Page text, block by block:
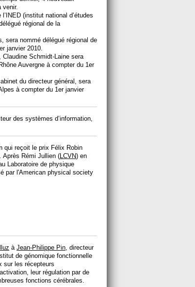
venir.
(institut national d’études
régional de la
sera nommé délégué régional de
janvier 2010.
Schmidt-Laine sera
Auvergne à compter du 1er
du directeur général, sera
à compter du 1er janvier
des systèmes d’information,
qui reçoit le prix Félix Robin
Après Rémi Jullien (LCVN) en
Laboratoire de physique
par l'American physical society
à Jean-Philippe Pin, directeur
de génomique fonctionnelle
sur les récepteurs
leur régulation par de
fonctions cérébrales.